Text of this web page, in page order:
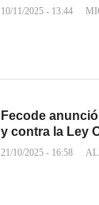
10/11/2025 - 13:44
Fecode
y contra la Ley
21/10/2025 - 16:58